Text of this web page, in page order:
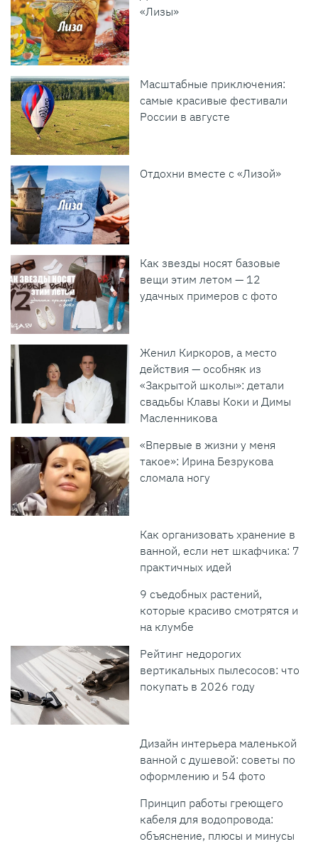
«Лизы»
Масштабные приключения:
самые красивые фестивали
России в августе
Отдохни вместе с «Лизой»
Как звезды носят базовые
вещи этим летом — 12
удачных примеров с фото
Женил Киркоров, а место
действия — особняк из
«Закрытой школы»: детали
свадьбы Клавы Коки и Димы
Масленникова
«Впервые в жизни у меня
такое»: Ирина Безрукова
сломала ногу
Как организовать хранение в
ванной, если нет шкафчика: 7
практичных идей
9 съедобных растений,
которые красиво смотрятся и
на клумбе
Рейтинг недорогих
вертикальных пылесосов: что
покупать в 2026 году
Дизайн интерьера маленькой
ванной с душевой: советы по
оформлению и 54 фото
Принцип работы греющего
кабеля для водопровода:
объяснение, плюсы и минусы